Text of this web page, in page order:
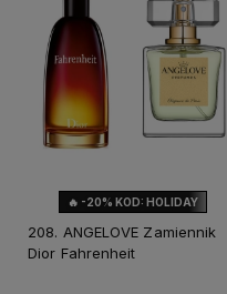
🔥 -20% KOD: HOLIDAY
208. ANGELOVE Zamiennik
Dior Fahrenheit